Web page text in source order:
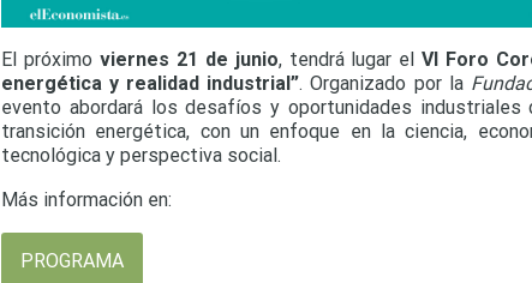
El próximo viernes 21 de junio, tendrá lugar elVI Foro
energética y realidad industrial”. Organizado por la
evento abordará los desafíos y oportunidades industriales
transición energética, con un enfoque en la ciencia,
tecnológica y perspectiva social.
Más información en:
PROGRAMA